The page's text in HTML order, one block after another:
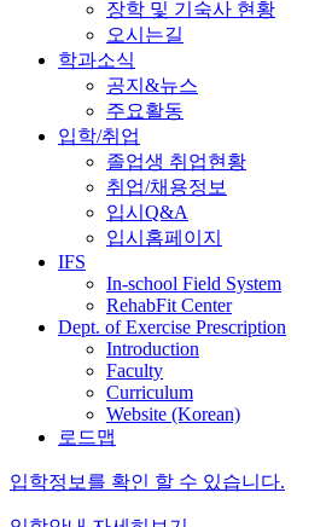
장학 및 기숙사 현황
오시는길
학과소식
공지&뉴스
주요활동
입학/취업
졸업생 취업현황
취업/채용정보
입시Q&A
입시홈페이지
IFS
In-school Field System
RehabFit Center
Dept. of Exercise Prescription
Introduction
Faculty
Curriculum
Website (Korean)
로드맵
입학정보를 확인 할 수 있습니다.